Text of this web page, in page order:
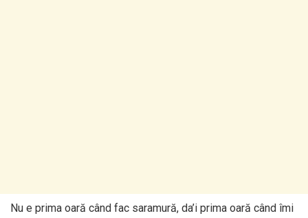
Nu e prima oară când fac saramură, da’i prima oară când îmi